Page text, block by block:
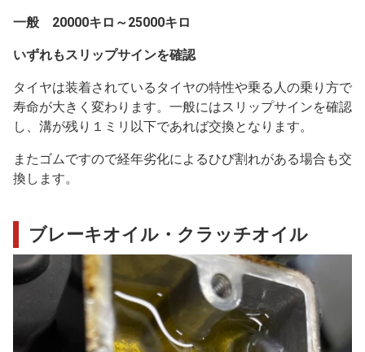
一般 20000キロ～25000キロ
いずれもスリップサインを確認
タイヤは装着されているタイヤの特性や乗る人の乗り方で
寿命が大きく変わります。一般にはスリップサインを確認
し、溝が残り１ミリ以下であれば交換となります。
またゴムですので経年劣化によるひび割れがある場合も交
換します。
ブレーキオイル・クラッチオイル